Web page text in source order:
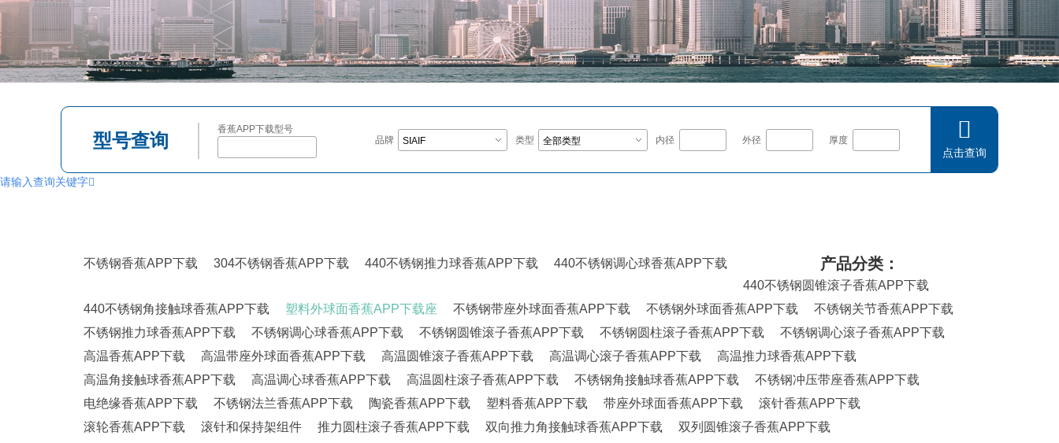
型号查询
香蕉APP下载型号
品牌
SIAIF 类型 全部类型 内径 外径 厚度
点击查询
请输入查询关键字
产品分类：
不锈钢香蕉APP下载 304不锈钢香蕉APP下载 440不锈钢推力球香蕉APP下载
440不锈钢调心球香蕉APP下载
440不锈钢圆锥滚子香蕉APP下载
440不锈钢角接触球香蕉APP下载
塑料外球面香蕉APP下载座 不锈钢带座外球面香蕉APP下载 不锈钢外球面香蕉APP下载
不锈钢关节香蕉APP下载
不锈钢推力球香蕉APP下载
不锈钢调心球香蕉APP下载 不锈钢圆锥滚子香蕉APP下载 不锈钢圆柱滚子香蕉APP下载
不锈钢调心滚子香蕉APP下载
高温香蕉APP下载
高温带座外球面香蕉APP下载 高温圆锥滚子香蕉APP下载 高温调心滚子香蕉APP下载
高温推力球香蕉APP下载
高温角接触球香蕉APP下载
高温调心球香蕉APP下载 高温圆柱滚子香蕉APP下载 不锈钢角接触球香蕉APP下载
不锈钢冲压带座香蕉APP下载
电绝缘香蕉APP下载
不锈钢法兰香蕉APP下载 陶瓷香蕉APP下载 塑料香蕉APP下载 带座外球面香蕉APP下载
滚针香蕉APP下载
滚轮香蕉APP下载
滚针和保持架组件 推力圆柱滚子香蕉APP下载 双向推力角接触球香蕉APP下载
双列圆锥滚子香蕉APP下载